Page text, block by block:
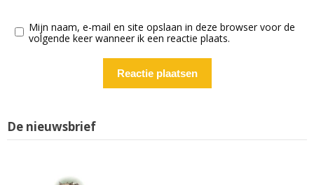
Mijn naam, e-mail en site opslaan in deze browser voor de
volgende keer wanneer ik een reactie plaats.
De nieuwsbrief